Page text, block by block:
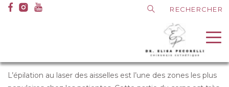
Medias
Dr Pecorelli Epilation laser I Aisselles
aisselles
L’épilation au laser des aisselles est l’une des zones les plus